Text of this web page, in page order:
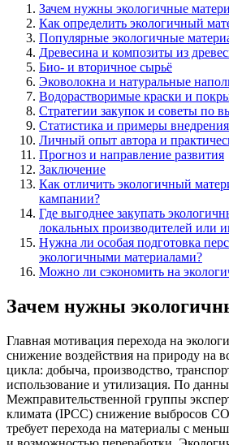
Зачем нужны экологичные
Как определить экологичный
Популярные экологичные
Древесина и композиты из
Био- и вторичное сырьё
Эковолокна и натуральные
Водорастворимые краски и
Стратегии закупок и советы по
Статистика и примеры внедрения
Личный опыт автора и
Прогноз и направление развития
Заключение
Как отличить экологичный
кампании?
Где выгоднее закупать
локальных производителей или
Нужна ли особая подготовка
экологичными материалами?
Можно ли сэкономить на
Зачем нужны
Главная мотивация перехода на
снижение воздействия на природу на
цикла: добыча, производство,
использование и утилизация. По
Межправительственной группы
климата (IPCC) снижение выбросов
требует перехода на материалы с